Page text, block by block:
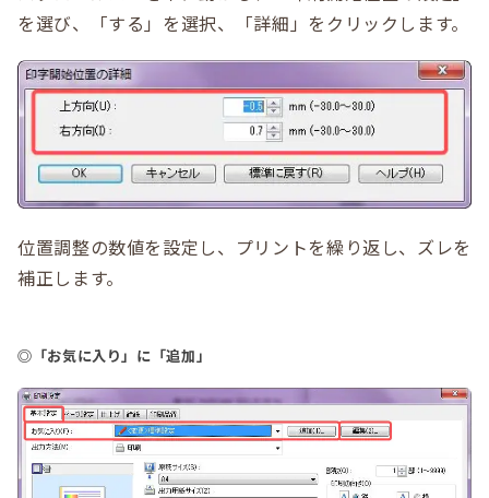
を選び、「する」を選択、「詳細」をクリックします。
位置調整の数値を設定し、プリントを繰り返し、ズレを
補正します。
◎「お気に入り」に「追加」